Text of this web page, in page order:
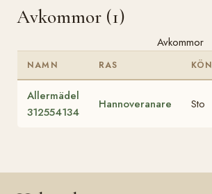
Avkommor (1)
Avkommor
NAMN RAS KÖN
Allermädel
312554134
Hannoveranare Sto